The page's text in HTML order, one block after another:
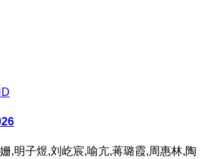
,明子煜,刘屹宸,喻亢,蒋璐霞,周惠林,陶